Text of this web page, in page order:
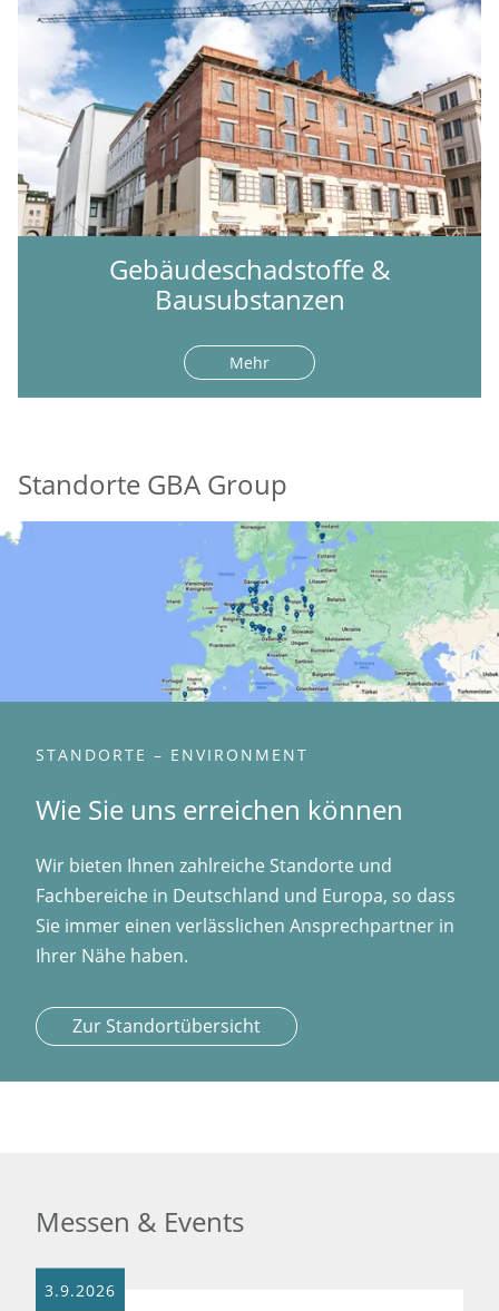
Gebäudeschadstoffe &
Bausubstanzen
Mehr
Standorte GBA Group
STANDORTE – ENVIRONMENT
Wie Sie uns erreichen können
Wir bieten Ihnen zahlreiche Standorte und
Fachbereiche in Deutschland und Europa, so dass
Sie immer einen verlässlichen Ansprechpartner in
Ihrer Nähe haben.
Zur Standortübersicht
Messen & Events
3.9.2026